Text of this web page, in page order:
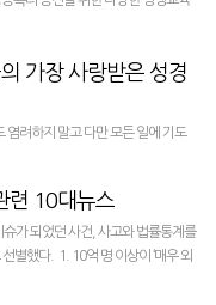
가장 사랑받은 성경
염려하지 말고 다만 모든 일에 기도
함으로 하나님께 아뢰라” 하이패
련 10대뉴스
가 되었던 사건, 사고와 법률통계를
별했다. 1. 10억 명 이상이 ‘매우 외